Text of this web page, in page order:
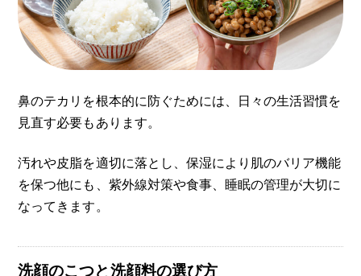
鼻のテカリを根本的に防ぐためには、日々の生活習慣を
見直す必要もあります。
汚れや皮脂を適切に落とし、保湿により肌のバリア機能
を保つ他にも、紫外線対策や食事、睡眠の管理が大切に
なってきます。
洗顔のこつと洗顔料の選び方